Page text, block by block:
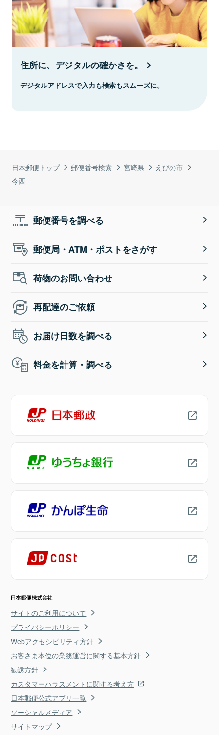
日本郵便トップ 郵便番号検索 宮崎県
えびの市
今西
住所に、デジタルの確かさを。
デジタルアドレスで入力も検索もスムーズに。
郵便番号を調べる
郵便局・ATM・ポストをさがす
荷物のお問い合わせ
再配達のご依頼
お届け日数を調べる
料金を計算・調べる
サイトのご利用について
プライバシーポリシー
Webアクセシビリティ方針
お客さま本位の業務運営に関する基本方針
勧誘方針
カスタマーハラスメントに関する考え方
日本郵便公式アプリ一覧
ソーシャルメディア
サイトマップ